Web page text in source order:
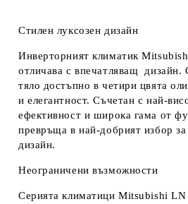
Стилен луксозен дизайн
Инверторният климатик
отличава с впечатляващ дизайн.
тяло достъпно в четири цвята
и елегантност. Съчетан с най-
ефективност и широка гама от
превръща в най-добрият избор
дизайн.
Неограничени възможности
Серията климатици Mitsubishi LN